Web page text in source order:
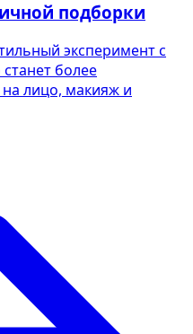
подборки
эксперимент с
более
лицо, макияж и